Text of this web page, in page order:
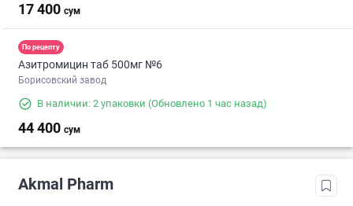
17 400 сум
По рецепту
Азитромицин таб 500мг №6
Борисовский завод
В наличии: 2 упаковки (Обновлено 1 час назад)
44 400 сум
Akmal Pharm